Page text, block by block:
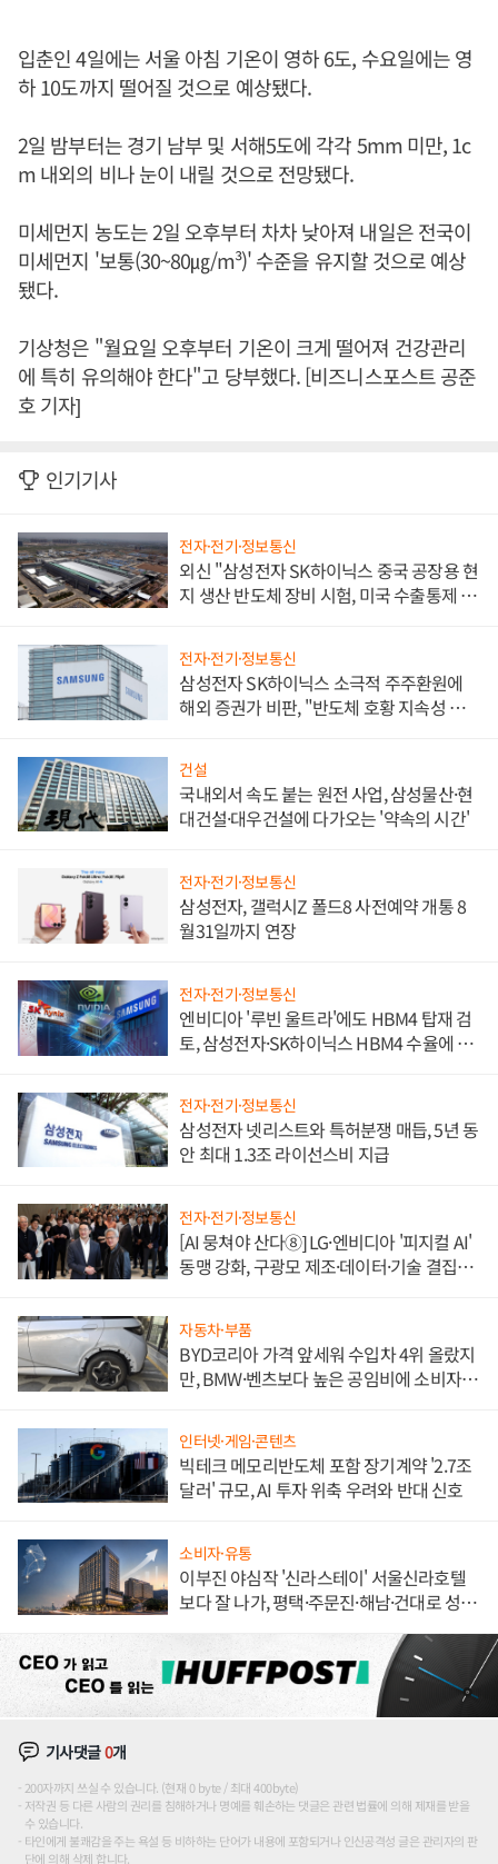
입춘인 4일에는 서울 아침 기온이 영하 6도, 수요일에는 영
하 10도까지 떨어질 것으로 예상됐다.
2일 밤부터는 경기 남부 및 서해5도에 각각 5mm 미만, 1c
m 내외의 비나 눈이 내릴 것으로 전망됐다.
미세먼지 농도는 2일 오후부터 차차 낮아져 내일은 전국이
미세먼지 '보통(30~80㎍/m³)' 수준을 유지할 것으로 예상
됐다.
기상청은 "월요일 오후부터 기온이 크게 떨어져 건강관리
에 특히 유의해야 한다"고 당부했다. [비즈니스포스트 공준
호 기자]
인기기사
전자·전기·정보통신
외신 "삼성전자 SK하이닉스 중국 공장용 현
지 생산 반도체 장비 시험, 미국 수출통제 대
전자·전기·정보통신
삼성전자 SK하이닉스 소극적 주주환원에
해외 증권가 비판, "반도체 호황 지속성 의
건설
국내외서 속도 붙는 원전 사업, 삼성물산·현
대건설·대우건설에 다가오는 '약속의 시간'
전자·전기·정보통신
삼성전자, 갤럭시Z 폴드8 사전예약 개통 8
월31일까지 연장
전자·전기·정보통신
엔비디아 '루빈 울트라'에도 HBM4 탑재 검
토, 삼성전자·SK하이닉스 HBM4 수율에 주
전자·전기·정보통신
삼성전자 넷리스트와 특허분쟁 매듭, 5년 동
안 최대 1.3조 라이선스비 지급
전자·전기·정보통신
[AI 뭉쳐야 산다⑧] LG·엔비디아 '피지컬 AI'
동맹 강화, 구광모 제조·데이터·기술 결집
자동차·부품
BYD코리아 가격 앞세워 수입차 4위 올랐지
만, BMW·벤츠보다 높은 공임비에 소비자
인터넷·게임·콘텐츠
빅테크 메모리반도체 포함 장기계약 '2.7조
달러' 규모, AI 투자 위축 우려와 반대 신호
소비자·유통
이부진 야심작 '신라스테이' 서울신라호텔
보다 잘 나가, 평택·주문진·해남·건대로 성
기사댓글0개
200자까지 쓰실 수 있습니다. (현재 0 byte / 최대 400byte)
저작권 등 다른 사람의 권리를 침해하거나 명예를 훼손하는 댓글은 관련 법률에 의해 제재를 받을
수 있습니다.
타인에게 불쾌감을 주는 욕설 등 비하하는 단어가 내용에 포함되거나 인신공격성 글은 관리자의 판
단에 의해 삭제 합니다.